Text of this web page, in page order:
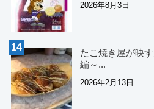
2026年8月3日
たこ焼き屋が映
編～...
2026年2月13日